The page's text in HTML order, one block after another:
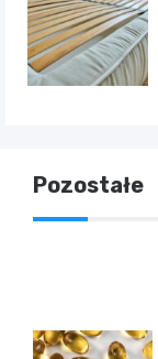
Pozostałe